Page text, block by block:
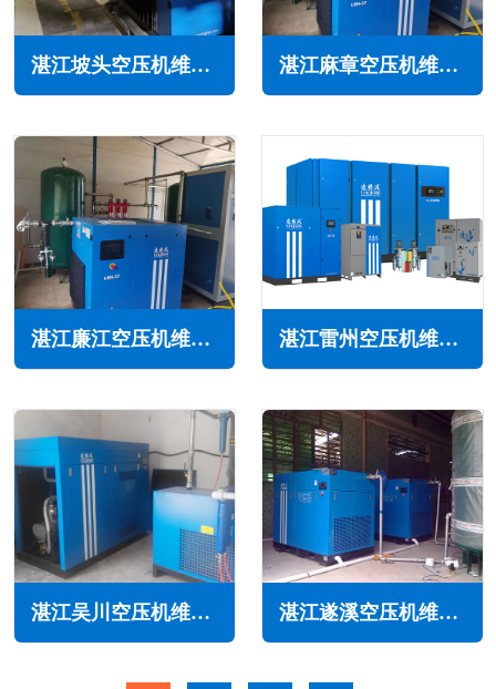
湛江坡头空压机维修保养 湛江麻章空压机维修保养
湛江廉江空压机维修保养 湛江雷州空压机维修保养
湛江吴川空压机维修保养 湛江遂溪空压机维修保养